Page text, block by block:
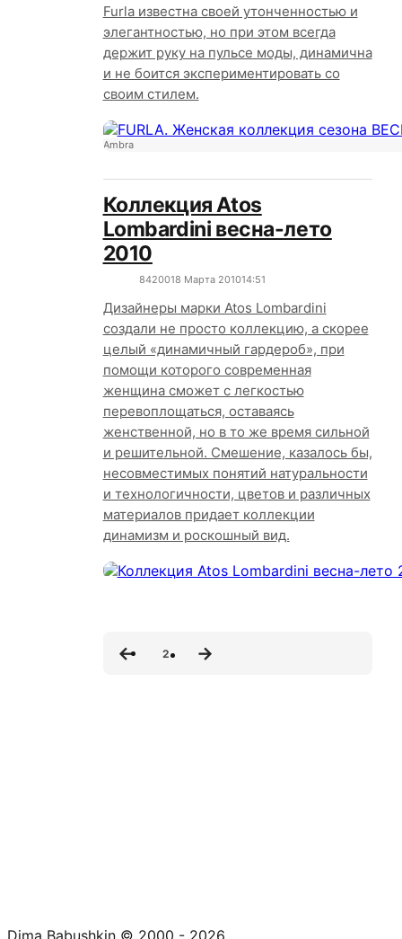
Furla известна своей утонченностью и
элегантностью, но при этом всегда
держит руку на пульсе моды, динамична
и не боится экспериментировать со
своим стилем.
Ambra
Коллекция Atos
Lombardini весна-лето
2010
8420018 Марта 201014:51
Дизайнеры марки Atos Lombardini
создали не просто коллекцию, а скорее
целый «динамичный гардероб», при
помощи которого современная
женщина сможет с легкостью
перевоплощаться, оставаясь
женственной, но в то же время сильной
и решительной. Смешение, казалось бы,
несовместимых понятий натуральности
и технологичности, цветов и различных
материалов придает коллекции
динамизм и роскошный вид.
2
Dima Babushkin © 2000 - 2026